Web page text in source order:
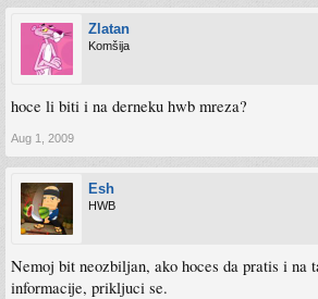
Zlatan
Komšija
hoce li biti i na derneku hwb mreza?
Aug 1, 2009
Esh
HWB
Nemoj bit neozbiljan, ako hoces da pratis i na
informacije, prikljuci se.